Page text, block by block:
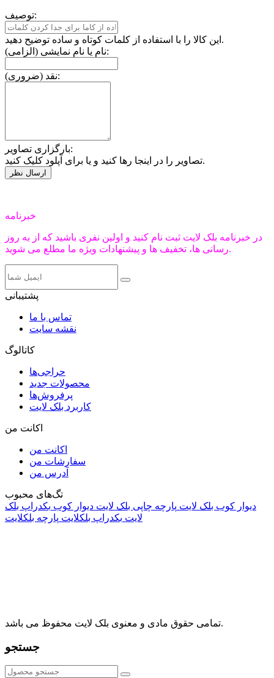
توصیف:
این کالا را با استفاده از کلمات کوتاه و ساده توضیح دهید.
نام یا نام نمایشی (الزامی):
نقد (ضروری):
بارگزاری تصاویر:
تصاویر را در اینجا رها کنید و یا برای آپلود کلیک کنید.
خبرنامه
در خبرنامه بلک لایت ثبت نام کنید و اولین نفری باشید که از به روز
رسانی ها، تخفیف ها و پیشنهادات ویژه ما مطلع می شوید.
پشتیبانی
تماس با ما
نقشه سایت
کاتالوگ
حراجی‌ها
محصولات جدید
پرفروش‌ها
کاربرد بلک لایت
اکانت من
اکانت من
سفارشات من
آدرس من
تگ‌های محبوب
دیوار کوب بلک لایت پارچه چاپی بلک لایت دیوار کوب بکدراپ بلک
لایت بکدراپ بلکلایت پارچه بلکلایت
تمامی حقوق مادی و معنوی بلک لایت محفوظ می باشد.
جستجو